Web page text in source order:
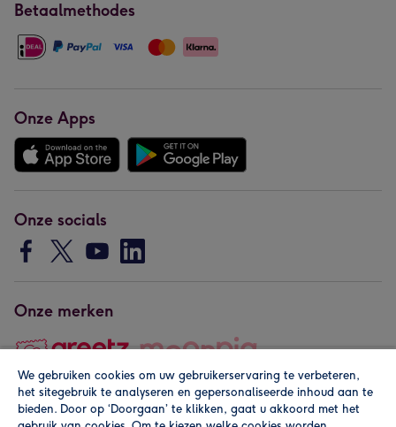
Betaalmethodes
Onze Apps
Onze socials
Onze merken
Copyright © 2026 by Greetz
We gebruiken cookies om uw gebruikerservaring te verbeteren,
het sitegebruik te analyseren en gepersonaliseerde inhoud aan te
bieden. Door op ‘Doorgaan’ te klikken, gaat u akkoord met het